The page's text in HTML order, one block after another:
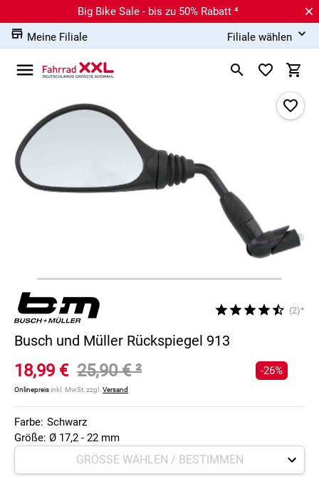
Big Bike Sale - bis zu 50% Rabatt ⁴
Meine Filiale
Filiale wählen
(2)*
Busch und Müller Rückspiegel 913
18,99 € 25,90 €²
Onlinepreisinkl. MwSt, zzgl. Versand
-26%
Farbe: Schwarz
Größe: Ø 17,2 - 22 mm